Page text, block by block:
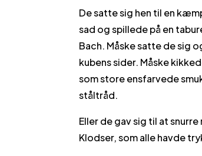
De satte sig hen til en
sad og spillede på en
Bach. Måske satte de sig
kubens sider. Måske
som store ensfarvede
ståltråd.
Eller de gav sig til at
Klodser, som alle havde